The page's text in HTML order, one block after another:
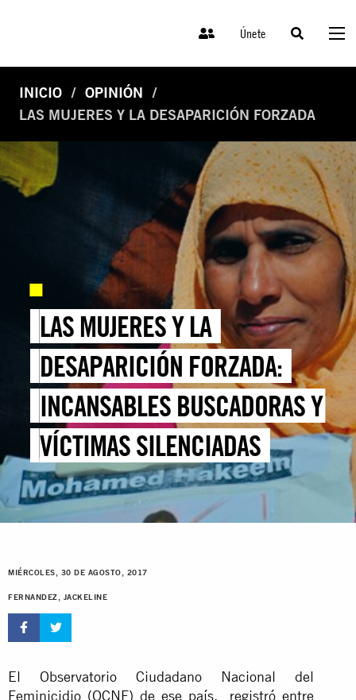
Únete
INICIO
OPINIÓN
LAS MUJERES Y LA DESAPARICIÓN FORZADA
LAS MUJERES Y LA
DESAPARICIÓN FORZADA:
INCANSABLES BUSCADORAS Y
VÍCTIMAS SILENCIADAS
MIÉRCOLES, 30 DE AGOSTO, 2017
FERNANDEZ, JACKELINE
El Observatorio Ciudadano Nacional del
Feminicidio (OCNF) de ese país, registró entre